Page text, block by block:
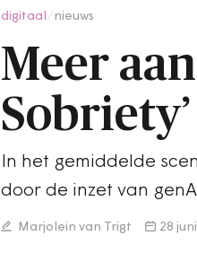
digitaal nieuws
Meer
Sobriety’
In het gemiddelde
door de inzet van
Marjolein van Trigt 28